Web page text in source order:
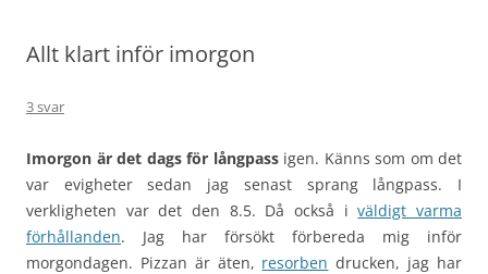
Allt klart inför imorgon
3 svar
Imorgon är det dags för långpassigen. Känns som om det
var evigheter sedan jag senast sprang långpass. I
verkligheten var det den 8.5. Då också iväldigt varma
förhållanden. Jag har försökt förbereda mig inför
morgondagen. Pizzan är äten, resorben drucken, jag har